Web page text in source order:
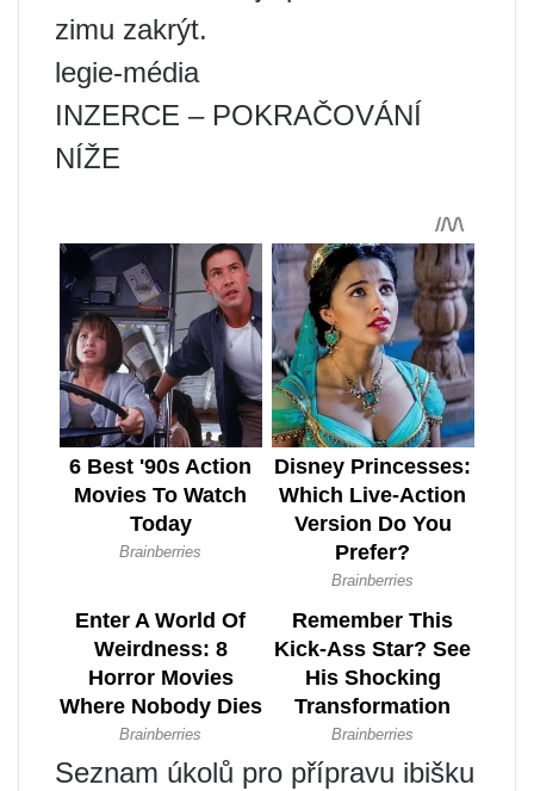
zimu zakrýt.
legie-média
INZERCE – POKRAČOVÁNÍ
NÍŽE
Seznam úkolů pro přípravu ibišku